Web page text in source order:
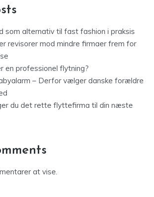
som alternativ til fast fashion i praksis
revisorer mod mindre firmaer frem for
en professionel flytning?
– Derfor vælger danske forældre
du det rette flyttefirma til din næste
at vise.